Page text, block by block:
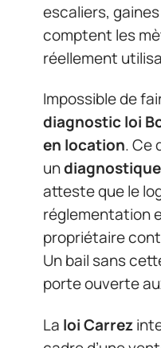
escaliers,
comptent les
réellement
Impossible de
diagnostic loi
en location. Ce
un
atteste que le
réglementation
propriétaire
Un bail sans
porte ouverte
La loi Carrez